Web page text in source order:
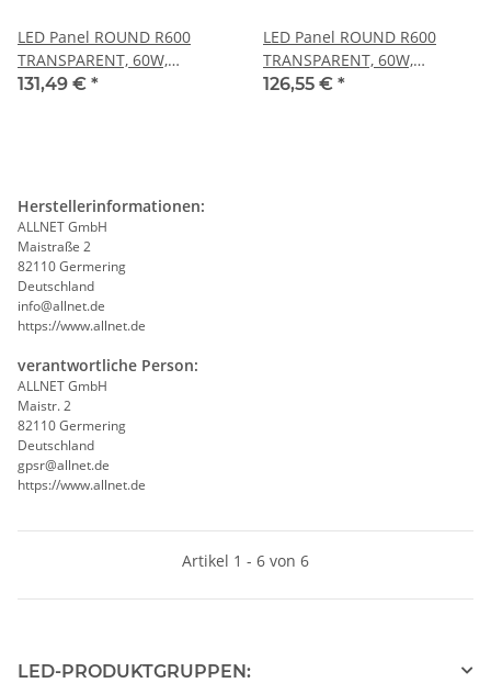
LED Panel ROUND R600
TRANSPARENT, 60W,
neutralweiß
131,49 € *
LED Panel ROUND R600
TRANSPARENT, 60W,
warmweiß
126,55 € *
Herstellerinformationen:
ALLNET GmbH
Maistraße 2
82110 Germering
Deutschland
info@allnet.de
https://www.allnet.de
verantwortliche Person:
ALLNET GmbH
Maistr. 2
82110 Germering
Deutschland
gpsr@allnet.de
https://www.allnet.de
Artikel 1 - 6 von 6
LED-PRODUKTGRUPPEN: